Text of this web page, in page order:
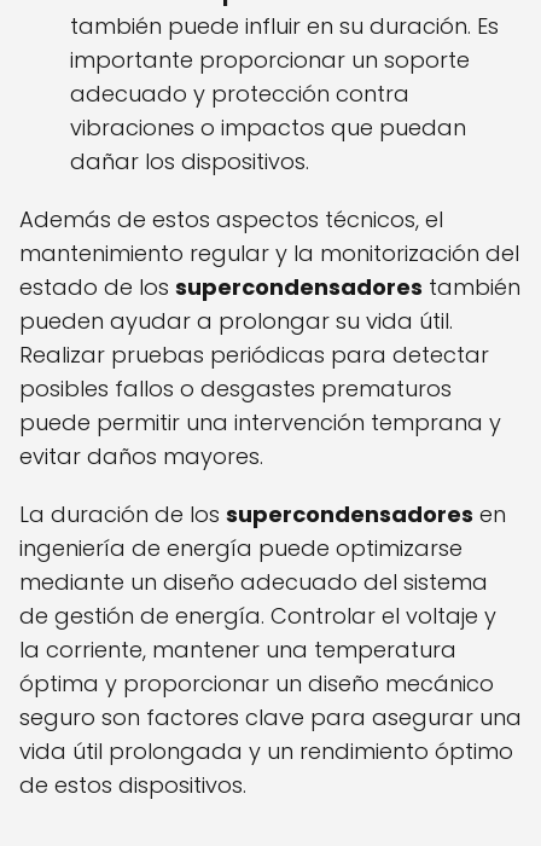
también puede influir en su duración. Es
importante proporcionar un soporte
adecuado y protección contra
vibraciones o impactos que puedan
dañar los dispositivos.
Además de estos aspectos técnicos, el
mantenimiento regular y la monitorización del
estado de los supercondensadores también
pueden ayudar a prolongar su vida útil.
Realizar pruebas periódicas para detectar
posibles fallos o desgastes prematuros
puede permitir una intervención temprana y
evitar daños mayores.
La duración de los supercondensadores en
ingeniería de energía puede optimizarse
mediante un diseño adecuado del sistema
de gestión de energía. Controlar el voltaje y
la corriente, mantener una temperatura
óptima y proporcionar un diseño mecánico
seguro son factores clave para asegurar una
vida útil prolongada y un rendimiento óptimo
de estos dispositivos.